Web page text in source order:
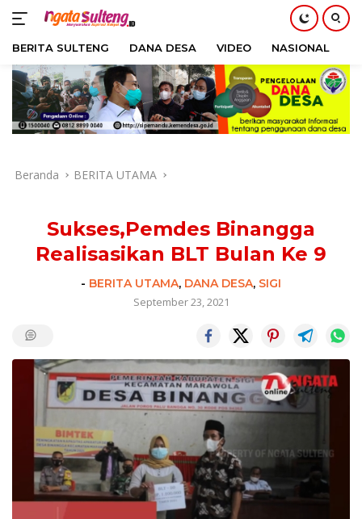
Langsung
konten
BERITA SULTENG DANA DESA VIDEO NASIONAL
Beranda BERITA UTAMA
Sukses,Pemdes Binangga
Realisasikan BLT Bulan Ke 9
- BERITA UTAMA, DANA DESA, SIGI
September 23, 2021